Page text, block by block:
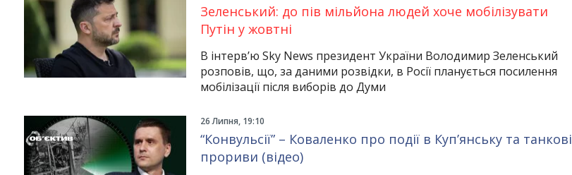
Зеленський: до пів мільйона людей хоче мобілізувати
Путін у жовтні
В інтерв’ю Sky News президент України Володимир Зеленський
розповів, що, за даними розвідки, в Росії планується посилення
мобілізації після виборів до Думи
26 Липня, 19:10
“Конвульсії” – Коваленко про події в Куп’янську та танкові
прориви (відео)